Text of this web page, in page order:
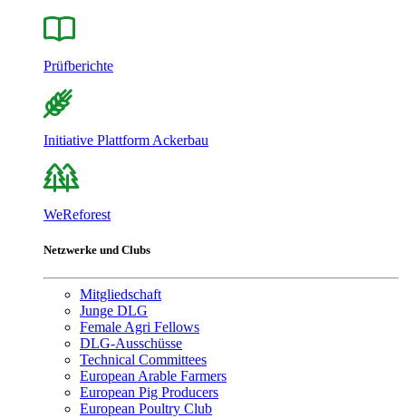
Prüfberichte
Initiative Plattform Ackerbau
WeReforest
Netzwerke und Clubs
Mitgliedschaft
Junge DLG
Female Agri Fellows
DLG-Ausschüsse
Technical Committees
European Arable Farmers
European Pig Producers
European Poultry Club